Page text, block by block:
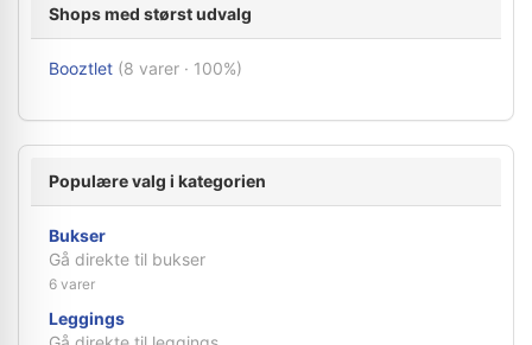
Shops med størst udvalg
Booztlet (8 varer · 100%)
Populære valg i kategorien
Bukser
Gå direkte til bukser
6 varer
Leggings